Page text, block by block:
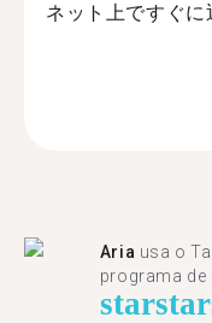
ネット上ですぐ
Aria usa o
programa de
starstar